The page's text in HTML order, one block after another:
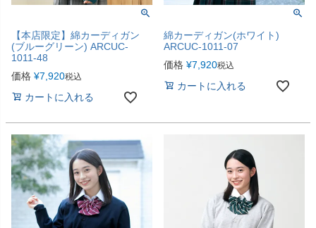
【本店限定】綿カーディガン
(ブルーグリーン) ARCUC-
1011-48
価格 ¥7,920税込
カートに入れる
綿カーディガン(ホワイト)
ARCUC-1011-07
価格 ¥7,920税込
カートに入れる